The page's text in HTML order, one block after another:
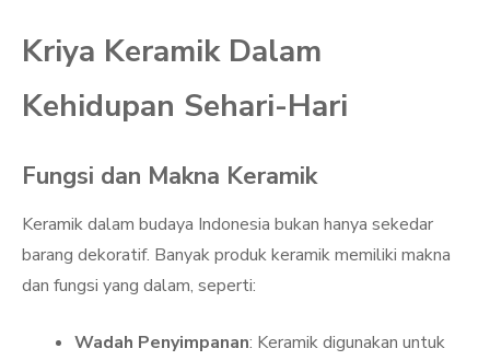
Kriya Keramik Dalam
Kehidupan Sehari-Hari
Fungsi dan Makna Keramik
Keramik dalam budaya Indonesia bukan hanya sekedar
barang dekoratif. Banyak produk keramik memiliki makna
dan fungsi yang dalam, seperti:
Wadah Penyimpanan: Keramik digunakan untuk